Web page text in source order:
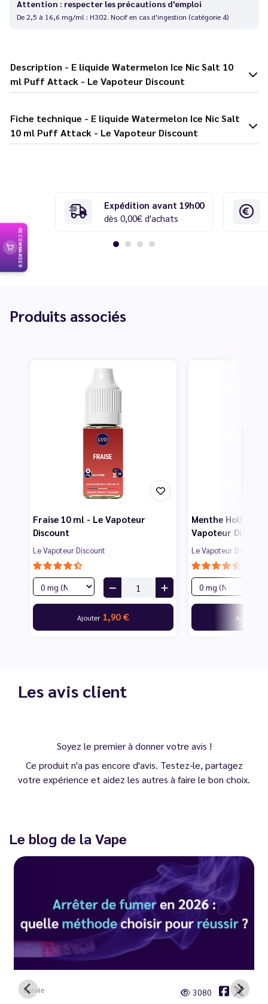
Attention : respecter les précautions d'emploi
De 2,5 à 16,6 mg/ml : H302. Nocif en cas d'ingestion (catégorie 4)
Description - E liquide Watermelon Ice Nic Salt 10
ml Puff Attack - Le Vapoteur Discount
Fiche technique - E liquide Watermelon Ice Nic Salt
10 ml Puff Attack - Le Vapoteur Discount
Expédition avant 19h00
dès 0,00€ d'achats
Produits associés
Fraise 10 ml - Le Vapoteur
Discount
Le Vapoteur Discount
Ajouter 1,90 €
Menthe
Vapoteur
Le Vapoteur Discount
Ajouter
Les avis client
Soyez le premier à donner votre avis !
Ce produit n'a pas encore d'avis. Testez-le, partagez
votre expérience et aidez les autres à faire le bon choix.
Le blog de la Vape
Carole 3080
RECOMMANDER